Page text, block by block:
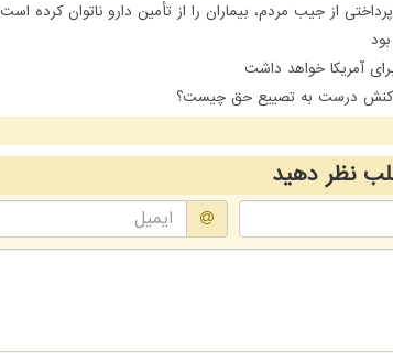
از جیب مردم، بیماران را از تأمین دارو ناتوان کرده است
آمریکا خواهد داشت
واکنش درست به تصییع حق چیست؟
نظر دهید